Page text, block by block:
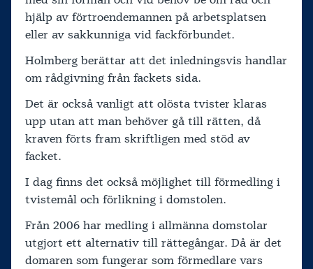
hjälp av förtroendemannen på arbetsplatsen
eller av sakkunniga vid fackförbundet.
Holmberg berättar att det inledningsvis handlar
om rådgivning från fackets sida.
Det är också vanligt att olösta tvister klaras
upp utan att man behöver gå till rätten, då
kraven förts fram skriftligen med stöd av
facket.
I dag finns det också möjlighet till förmedling i
tvistemål och förlikning i domstolen.
Från 2006 har medling i allmänna domstolar
utgjort ett alternativ till rättegångar. Då är det
domaren som fungerar som förmedlare vars